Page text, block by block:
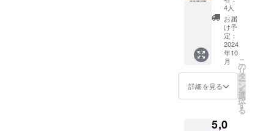
ト （上
記3つ：
日本各
地で毎
月8回以
上開催
認定
直接指
導 過
17年
1,600回
おり、
サポー
トの利
用制限
はなく
利用し
放題で
【サ
ポート
実に習
善した
経験を
もつ。
美容業
界を経
て2011
年に、
ある整
骨院院
目指
結果に
大きな
差があ
り、時
には治
らない
のは患
者さん
自身の
込み、
の対
談】
2021年
から緩
消法認
定技術
者とし
て活動
する白
川倫敬
氏。 も
民間企
4人
お届
け予
定：
2024
年10
月
詳細を見る
こ
の
リ
タ
ー
ン
を
選
択
す
る
5,0